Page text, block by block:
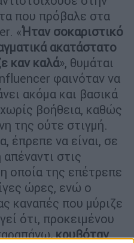
που πρόβαλε στα
«Ήταν σοκαριστικό
ακατάστατο
καν καλά», θυμάται
φαινόταν να
ακόμα και βασικά
βοήθεια, καθώς
της ούτε στιγμή.
έπρεπε να είναι, σε
στις
οποία της επέτρεπε
ώρες, ενώ ο
καναπές που μύριζε
ότι, προκειμένου
, κρυβόταν